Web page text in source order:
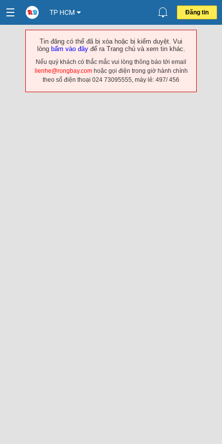
TP HCM Đăng tin
Tin đăng có thể đã bị xóa hoặc bị kiểm duyệt. Vui
lòng bấm vào đâyđể ra Trang chủ và xem tin khác.
Nếu quý khách có thắc mắc vui lòng thông báo tới email
lienhe@rongbay.comhoặc gọi điện trong giờ hành chính
theo số điện thoại 024 73095555, máy lẻ: 497/ 456